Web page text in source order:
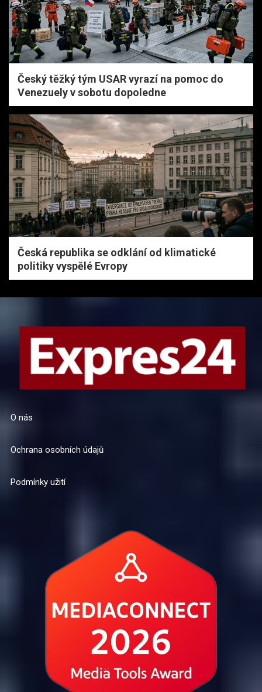
Český těžký tým USAR vyrazí na pomoc do
Venezuely v sobotu dopoledne
Česká republika se odklání od klimatické
politiky vyspělé Evropy
O nás
Ochrana osobních údajů
Podmínky užití